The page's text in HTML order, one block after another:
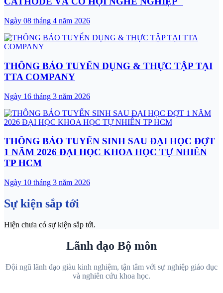
Ngày 08 tháng 4 năm 2026
THÔNG BÁO TUYỂN DỤNG & THỰC TẬP TẠI
TTA COMPANY
Ngày 16 tháng 3 năm 2026
THÔNG BÁO TUYỂN SINH SAU ĐẠI HỌC ĐỢT
1 NĂM 2026 ĐẠI HỌC KHOA HỌC TỰ NHIÊN
TP HCM
Ngày 10 tháng 3 năm 2026
Sự kiện sắp tới
Hiện chưa có sự kiện sắp tới.
Lãnh đạo Bộ môn
Đội ngũ lãnh đạo giàu kinh nghiệm, tận tâm với sự nghiệp giáo dục
và nghiên cứu khoa học.